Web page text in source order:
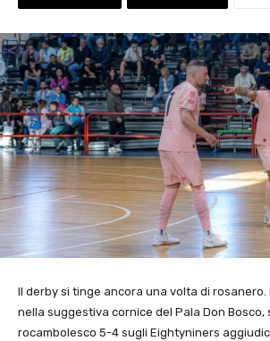
Il derby si tinge ancora una volta di rosanero.
nella suggestiva cornice del Pala Don Bosco,
rocambolesco 5-4 sugli Eightyniners